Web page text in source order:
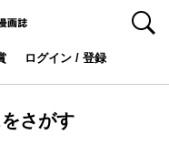
ログイン / 登録
検索
さがす